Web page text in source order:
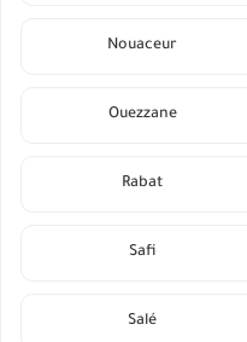
Nouaceur
Ouezzane
Rabat
Safi
Salé